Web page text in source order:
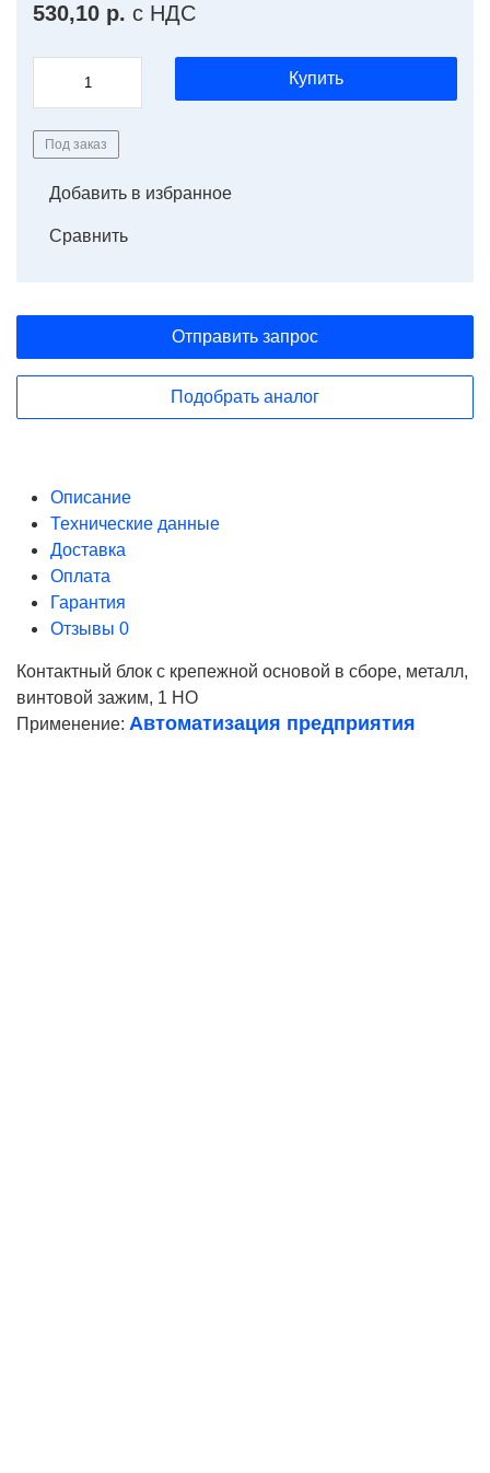
530,10 р. с НДС
Купить
Под заказ
Добавить в избранное
Сравнить
Отправить запрос
Подобрать аналог
Описание
Технические данные
Доставка
Оплата
Гарантия
Отзывы 0
Контактный блок с крепежной основой в сборе, металл,
винтовой зажим, 1 НО
Применение: Автоматизация предприятия
Ваше имя